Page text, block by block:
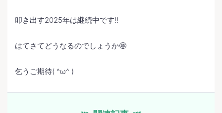
叩き出す2025年は継続中です‼️
はてさてどうなるのでしょうか🤩
乞うご期待( ^ω^ )